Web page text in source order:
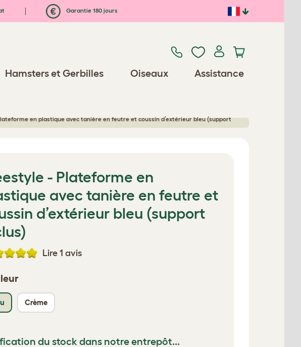
Garantie 180 jours
Hamsters et Gerbilles Oiseaux Assistance
en plastique avec tanière en feutre et coussin d’extérieur bleu (support
- Plateforme en
avec tanière en feutre et
d’extérieur bleu (support
Lire 1 avis
Crème
du stock dans notre entrepôt...